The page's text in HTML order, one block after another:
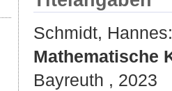
Schmidt, Hannes:
Mathematische
Bayreuth , 2023